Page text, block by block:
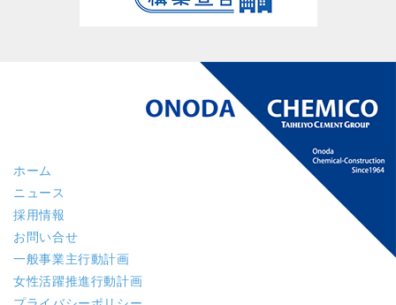
ホーム
ニュース
採用情報
お問い合せ
一般事業主行動計画
女性活躍推進行動計画